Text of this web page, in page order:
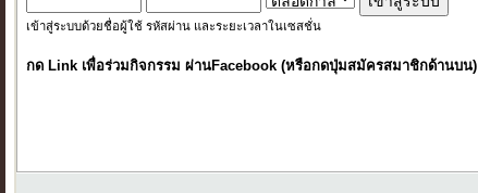
เข้าสู่ระบบด้วยชื่อผู้ใช้ รหัสผ่าน และระยะเวลาในเซสชั่น
กด Link เพื่อร่วมกิจกรรม ผ่านFacebook (หรือกดปุ่มสมัครสมาชิกด้านบน)